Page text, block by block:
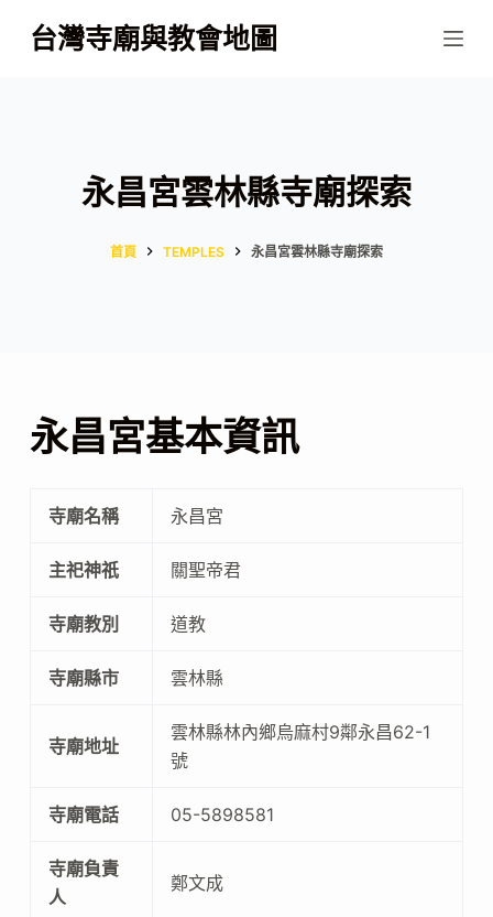
跳
至
台灣寺廟與教會地圖
永昌宮雲林縣寺廟探索
首頁 TEMPLES 永昌宮雲林縣寺廟探索
永昌宮基本資訊
寺廟名稱 永昌宮
主祀神祇 關聖帝君
寺廟教別 道教
寺廟縣市 雲林縣
寺廟地址
雲林縣林內鄉烏麻村9鄰永昌62-1
號
寺廟電話 05-5898581
寺廟負責
人
鄭文成